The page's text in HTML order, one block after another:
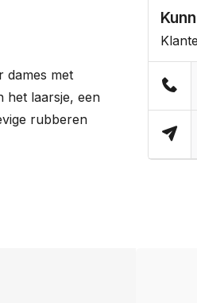
dames met
het laarsje, een
rubberen